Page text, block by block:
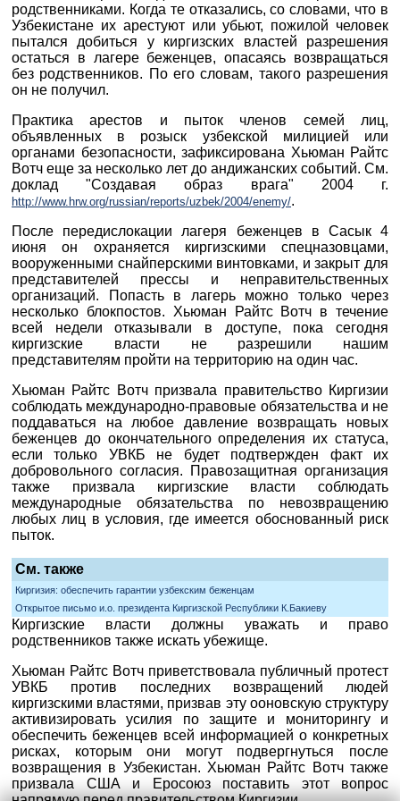
родственниками. Когда те отказались, со словами, что в
Узбекистане их арестуют или убьют, пожилой человек
пытался добиться у киргизских властей разрешения
остаться в лагере беженцев, опасаясь возвращаться
без родственников. По его словам, такого разрешения
он не получил.
Практика арестов и пыток членов семей лиц,
объявленных в розыск узбекской милицией или
органами безопасности, зафиксирована Хьюман Райтс
Вотч еще за несколько лет до андижанских событий. См.
доклад "Создавая образ врага" 2004 г.
http://www.hrw.org/russian/reports/uzbek/2004/enemy/.
После передислокации лагеря беженцев в Сасык 4
июня он охраняется киргизскими спецназовцами,
вооруженными снайперскими винтовками, и закрыт для
представителей прессы и неправительственных
организаций. Попасть в лагерь можно только через
несколько блокпостов. Хьюман Райтс Вотч в течение
всей недели отказывали в доступе, пока сегодня
киргизские власти не разрешили нашим
представителям пройти на территорию на один час.
Хьюман Райтс Вотч призвала правительство Киргизии
соблюдать международно-правовые обязательства и не
поддаваться на любое давление возвращать новых
беженцев до окончательного определения их статуса,
если только УВКБ не будет подтвержден факт их
добровольного согласия. Правозащитная организация
также призвала киргизские власти соблюдать
международные обязательства по невозвращению
любых лиц в условия, где имеется обоснованный риск
пыток.
См. также
Киргизия: обеспечить гарантии узбекским беженцам
Открытое письмо и.о. президента Киргизской Республики К.Бакиеву
Киргизские власти должны уважать и право
родственников также искать убежище.
Хьюман Райтс Вотч приветствовала публичный протест
УВКБ против последних возвращений людей
киргизскими властями, призвав эту ооновскую структуру
активизировать усилия по защите и мониторингу и
обеспечить беженцев всей информацией о конкретных
рисках, которым они могут подвергнуться после
возвращения в Узбекистан. Хьюман Райтс Вотч также
призвала США и Еросоюз поставить этот вопрос